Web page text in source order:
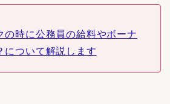
の時に公務員の給料やボーナ
について解説します